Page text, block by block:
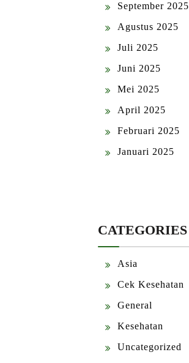
September 2025
Agustus 2025
Juli 2025
Juni 2025
Mei 2025
April 2025
Februari 2025
Januari 2025
CATEGORIES
Asia
Cek Kesehatan
General
Kesehatan
Uncategorized